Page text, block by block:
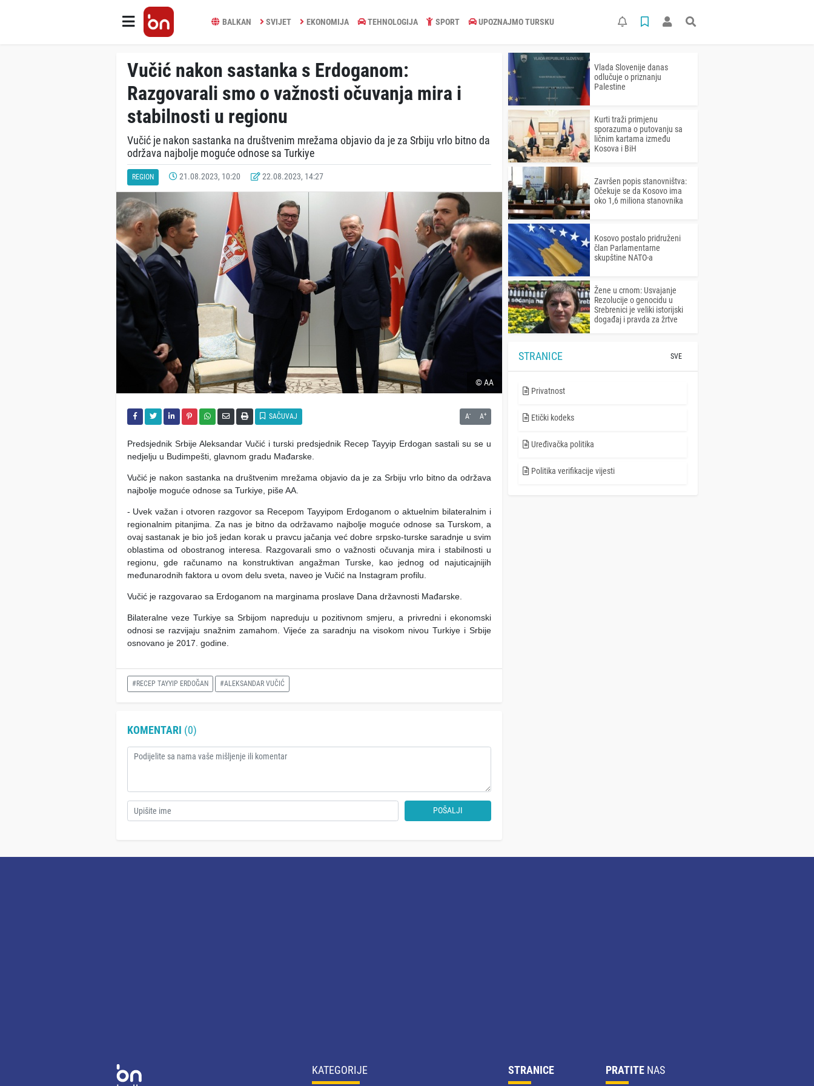
BALKAN SVIJET EKONOMIJA TEHNOLOGIJA SPORT UPOZNAJMO TURSKU
Vučić nakon sastanka s Erdoganom:
Razgovarali smo o važnosti očuvanja mira i
stabilnosti u regionu
Vučić je nakon sastanka na društvenim mrežama objavio da je za Srbiju vrlo bitno da
održava najbolje moguće odnose sa Turkiye
REGION 21.08.2023, 10:20 22.08.2023, 14:27
© AA
SAČUVAJ A- A+
Predsjednik Srbije Aleksandar Vučić i turski predsjednik Recep Tayyip Erdogan sastali su se u
nedjelju u Budimpešti, glavnom gradu Mađarske.
Vučić je nakon sastanka na društvenim mrežama objavio da je za Srbiju vrlo bitno da održava
najbolje moguće odnose sa Turkiye, piše AA.
- Uvek važan i otvoren razgovor sa Recepom Tayyipom Erdoganom o aktuelnim bilateralnim i
regionalnim pitanjima. Za nas je bitno da održavamo najbolje moguće odnose sa Turskom, a
ovaj sastanak je bio još jedan korak u pravcu jačanja već dobre srpsko-turske saradnje u svim
oblastima od obostranog interesa. Razgovarali smo o važnosti očuvanja mira i stabilnosti u
regionu, gde računamo na konstruktivan angažman Turske, kao jednog od najuticajnijih
međunarodnih faktora u ovom delu sveta, naveo je Vučić na Instagram profilu.
Vučić je razgovarao sa Erdoganom na marginama proslave Dana državnosti Mađarske.
Bilateralne veze Turkiye sa Srbijom napreduju u pozitivnom smjeru, a privredni i ekonomski
odnosi se razvijaju snažnim zamahom. Vijeće za saradnju na visokom nivou Turkiye i Srbije
osnovano je 2017. godine.
#RECEP TAYYIP ERDOĞAN #ALEKSANDAR VUČIĆ
KOMENTARI (0)
POŠALJI
Vlada Slovenije danas
odlučuje o priznanju
Palestine
Kurti traži primjenu
sporazuma o putovanju sa
ličnim kartama između
Kosova i BiH
Završen popis stanovništva:
Očekuje se da Kosovo ima
oko 1,6 miliona stanovnika
Kosovo postalo pridruženi
član Parlamentarne
skupštine NATO-a
Žene u crnom: Usvajanje
Rezolucije o genocidu u
Srebrenici je veliki istorijski
događaj i pravda za žrtve
STRANICE SVE
Privatnost
Etički kodeks
Uređivačka politika
Politika verifikacije vijesti
KATEGORIJE STRANICE PRATITE NAS